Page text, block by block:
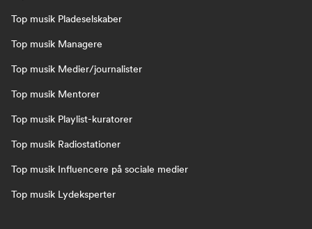
Top musik Pladeselskaber
Top musik Managere
Top musik Medier/journalister
Top musik Mentorer
Top musik Playlist-kuratorer
Top musik Radiostationer
Top musik Influencere på sociale medier
Top musik Lydeksperter